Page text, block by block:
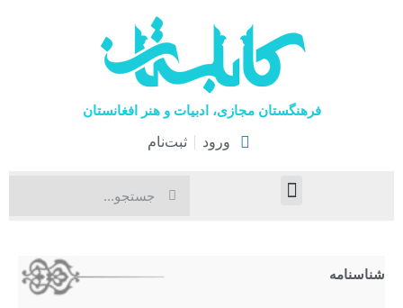
فرهنگستان مجازی، ادبیات و هنر افغانستان
ورود ثبت‌نام
شناسنامه